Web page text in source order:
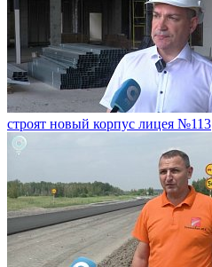
строят новый корпус лицея №113